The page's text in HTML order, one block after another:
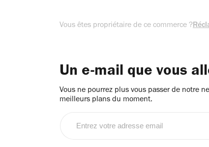
Vous êtes propriétaire de ce commerce ?
Un e-mail que vous
Vous ne pourrez plus vous passer de notre
meilleurs plans du moment.